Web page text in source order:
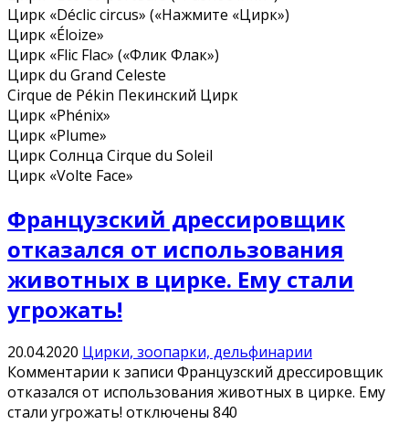
Цирк «Déclic circus» («Нажмите «Цирк»)
Цирк «Éloize»
Цирк «Flic Flac» («Флик Флак»)
Цирк du Grand Celeste
Cirque de Pékin Пекинский Цирк
Цирк «Phénix»
Цирк «Plume»
Цирк Солнца Cirque du Soleil
Цирк «Volte Face»
Французский дрессировщик
отказался от использования
животных в цирке. Ему стали
угрожать!
20.04.2020 Цирки, зоопарки, дельфинарии
Комментарии к записи Французский дрессировщик
отказался от использования животных в цирке. Ему
стали угрожать! отключены 840